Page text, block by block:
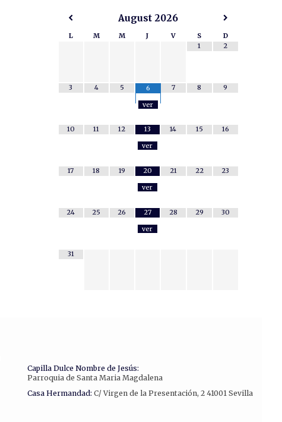
August 2026
L M M J V S
D
1
2
3 4 5
6
ver
7 8 9
10 11 12
13
ver
14 15 16
17 18 19
20
ver
21 22 23
24 25 26
27
ver
28 29 30
31
Capilla Dulce Nombre de Jesús:
Parroquia de Santa Maria Magdalena
Casa Hermandad: C/ Virgen de la Presentación, 2 41001 Sevilla